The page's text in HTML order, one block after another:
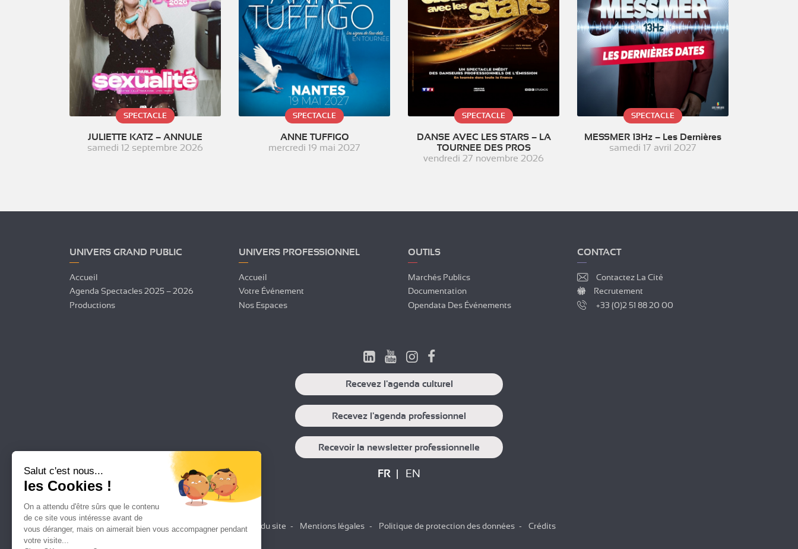
SPECTACLE
JULIETTE KATZ – ANNULE
samedi 12 septembre 2026
SPECTACLE
ANNE TUFFIGO
mercredi 19 mai 2027
SPECTACLE
DANSE AVEC LES STARS – LA
TOURNEE DES PROS
vendredi 27 novembre 2026
SPECTACLE
MESSMER 13Hz – Les Dernières
samedi 17 avril 2027
UNIVERS GRAND PUBLIC
Accueil
Agenda Spectacles 2025 – 2026
Productions
UNIVERS PROFESSIONNEL
Accueil
Votre Événement
Nos Espaces
OUTILS
Marchés Publics
Documentation
Opendata Des Événements
CONTACT
Contactez La Cité
Recrutement
+33 (0)2 51 88 20 00
Recevez l'agenda culturel
Recevez l'agenda professionnel
Recevoir la newsletter professionnelle
FR EN
Plan du site Mentions légales Politique de protection des données Crédits
Salut c'est nous...
les Cookies !
On a attendu d'être sûrs que le contenu
de ce site vous intéresse avant de
vous déranger, mais on aimerait bien vous accompagner pendant
votre visite...